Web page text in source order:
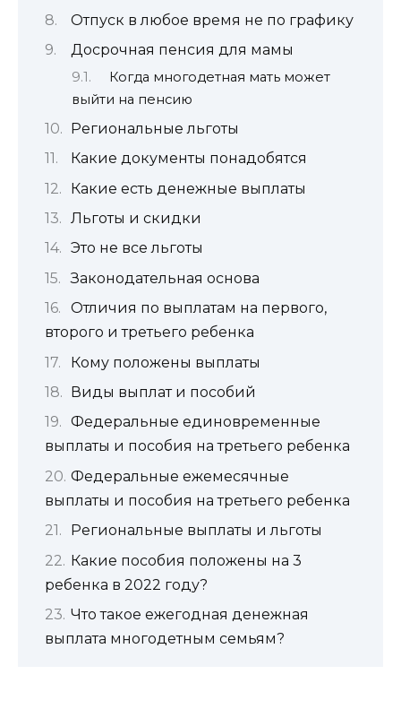
Отпуск в любое время не по графику
Досрочная пенсия для мамы
Когда многодетная мать может
выйти на пенсию
Региональные льготы
Какие документы понадобятся
Какие есть денежные выплаты
Льготы и скидки
Это не все льготы
Законодательная основа
Отличия по выплатам на первого,
второго и третьего ребенка
Кому положены выплаты
Виды выплат и пособий
Федеральные единовременные
выплаты и пособия на третьего ребенка
Федеральные ежемесячные
выплаты и пособия на третьего ребенка
Региональные выплаты и льготы
Какие пособия положены на 3
ребенка в 2022 году?
Что такое ежегодная денежная
выплата многодетным семьям?